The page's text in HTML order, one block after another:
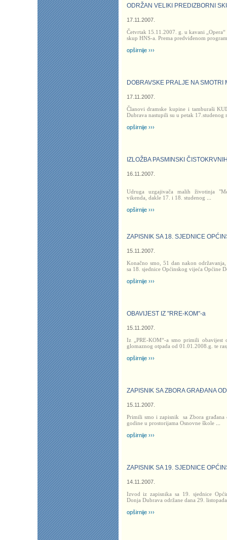
ODRŽAN VELIKI PREDIZBORNI
17.11.2007.
Četvrtak 15.11.2007. g. u kavani
skup HNS-a. Prema predviđenom
opširnije ›››
DOBRAVSKE PRALJE NA
17.11.2007.
Članovi dramske kupine i tamburaši
Dubrava nastupili su u petak 17.studenog
opširnije ›››
IZLOŽBA PASMINSKI
16.11.2007.
Udruga uzgajivača malih životinja
vikenda, dakle 17. i 18. studenog
opširnije ›››
ZAPISNIK SA 18. SJEDNICE
15.11.2007.
Konačno smo, 51 dan nakon
sa 18. sjednice Općinskog vijeća Općine
opširnije ›››
OBAVIJEST IZ "RRE-KOM"-a
15.11.2007.
Iz „PRE-KOM“-a smo primili obavijest
glomaznog otpada od 01.01.2008.g. te
opširnije ›››
ZAPISNIK SA ZBORA GRAĐANA
15.11.2007.
Primili smo i zapisnik
sa Zbora
godine u prostorijama Osnovne škole
opširnije ›››
ZAPISNIK SA 19. SJEDNICE
14.11.2007.
Izvod iz zapisnika sa 19. sjednice
Donja Dubrava održane dana 29. listopada
opširnije ›››